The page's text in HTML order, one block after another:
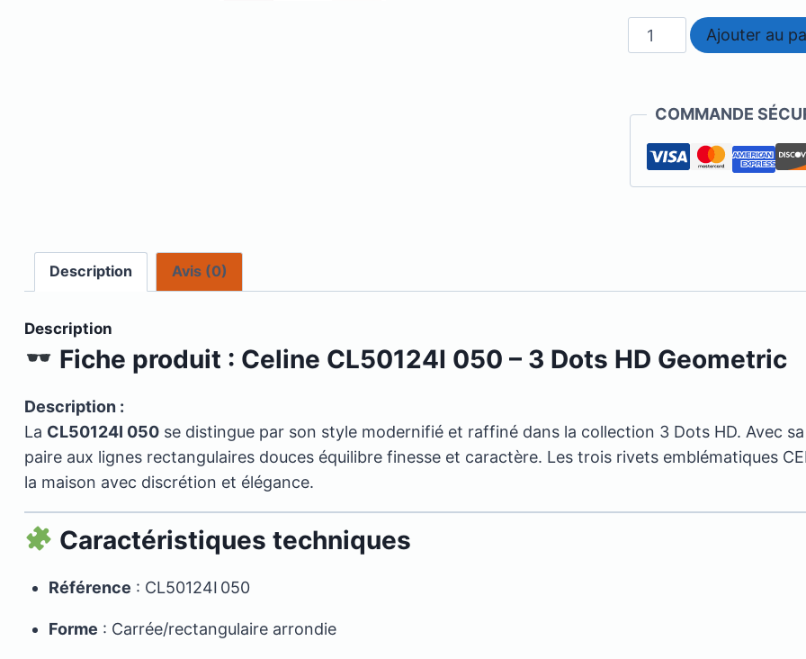
quantité
de
050
Ajouter au
COMMANDE
Description Avis (0)
Description
Fiche produit : Celine CL50124I 050 – 3 Dots HD Geometric
Description :
La CL50124I 050 se distingue par son style modernifié et raffiné dans la collection 3 Dots HD. Avec
paire aux lignes rectangulaires douces équilibre finesse et caractère. Les trois rivets emblématiques
la maison avec discrétion et élégance.
Caractéristiques techniques
Référence : CL50124I 050
Forme : Carrée/rectangulaire arrondie